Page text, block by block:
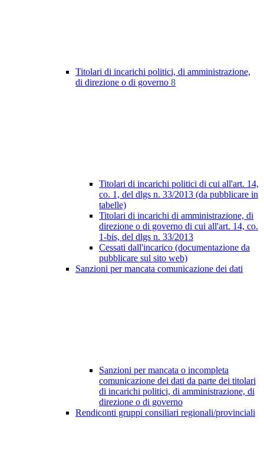
Titolari di incarichi politici, di amministrazione,
di direzione o di governo 8
Titolari di incarichi politici di cui all'art. 14,
co. 1, del dlgs n. 33/2013 (da pubblicare in
tabelle)
Titolari di incarichi di amministrazione, di
direzione o di governo di cui all'art. 14, co.
1-bis, del dlgs n. 33/2013
Cessati dall'incarico (documentazione da
pubblicare sul sito web)
Sanzioni per mancata comunicazione dei dati
Sanzioni per mancata o incompleta
comunicazione dei dati da parte dei titolari
di incarichi politici, di amministrazione, di
direzione o di governo
Rendiconti gruppi consiliari regionali/provinciali